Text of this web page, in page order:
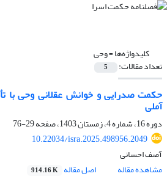
کلیدواژه‌ها =وحی
تعداد مقالات: 5
حکمت صدرایی و خوانش عقلانی وحی با
آملی
دوره 16، شماره 4، زمستان 1403، صفحه
29-76
10.22034/isra.2025.498956.2049
آصف احسانی
مشاهده مقاله
اصل مقاله 914.16 K